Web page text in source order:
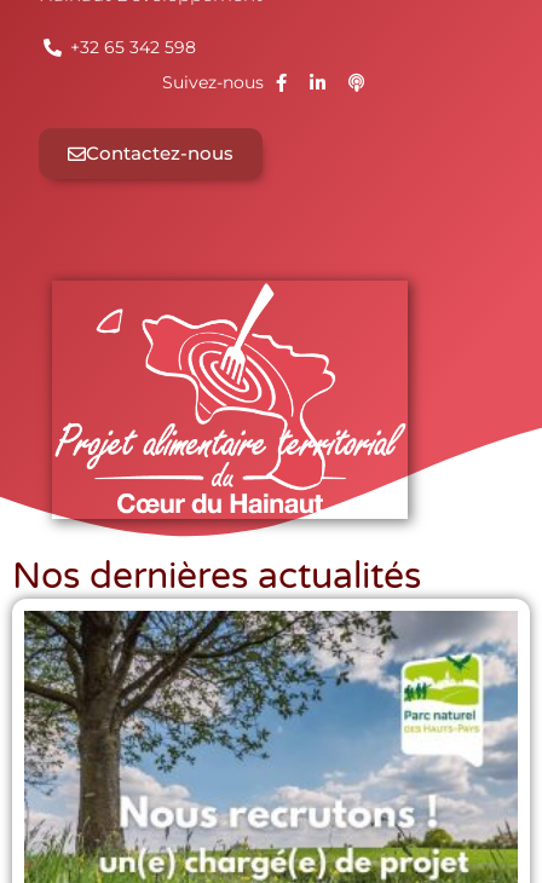
+32 65 342 598
Sui­vez-nous
Contac­tez-nous
Nos dernières actualités